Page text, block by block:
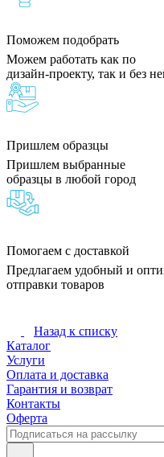
Поможем подобрать
Можем работать как по
дизайн-проекту, так и без
Пришлем образцы
Пришлем выбранные
образцы в любой город
Помогаем с доставкой
Предлагаем удобный и
отправки товаров
Назад к списку
Каталог
Услуги
Оплата и доставка
Гарантия и возврат
Контакты
Оферта